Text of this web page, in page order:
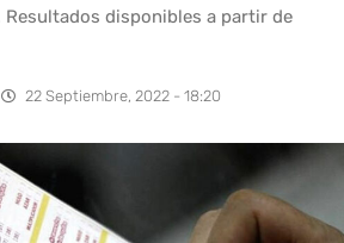
disponibles a partir de
22 Septiembre, 2022 - 18:20